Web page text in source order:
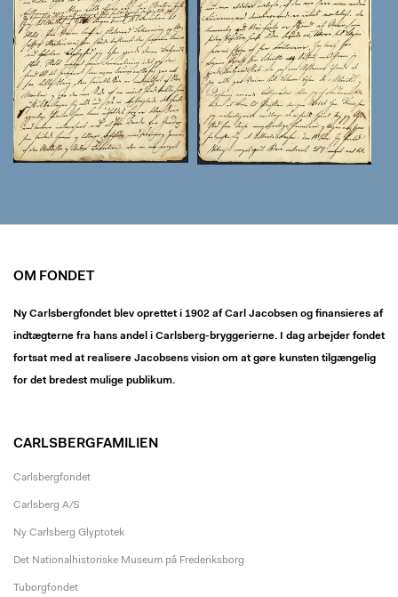
OM FONDET
Ny Carlsbergfondet blev oprettet i 1902 af Carl Jacobsen og finansieres af
indtægterne fra hans andel i Carlsberg-bryggerierne. I dag arbejder fondet
fortsat med at realisere Jacobsens vision om at gøre kunsten tilgængelig
for det bredest mulige publikum.
CARLSBERGFAMILIEN
Carlsbergfondet
Carlsberg A/S
Ny Carlsberg Glyptotek
Det Nationalhistoriske Museum på Frederiksborg
Tuborgfondet